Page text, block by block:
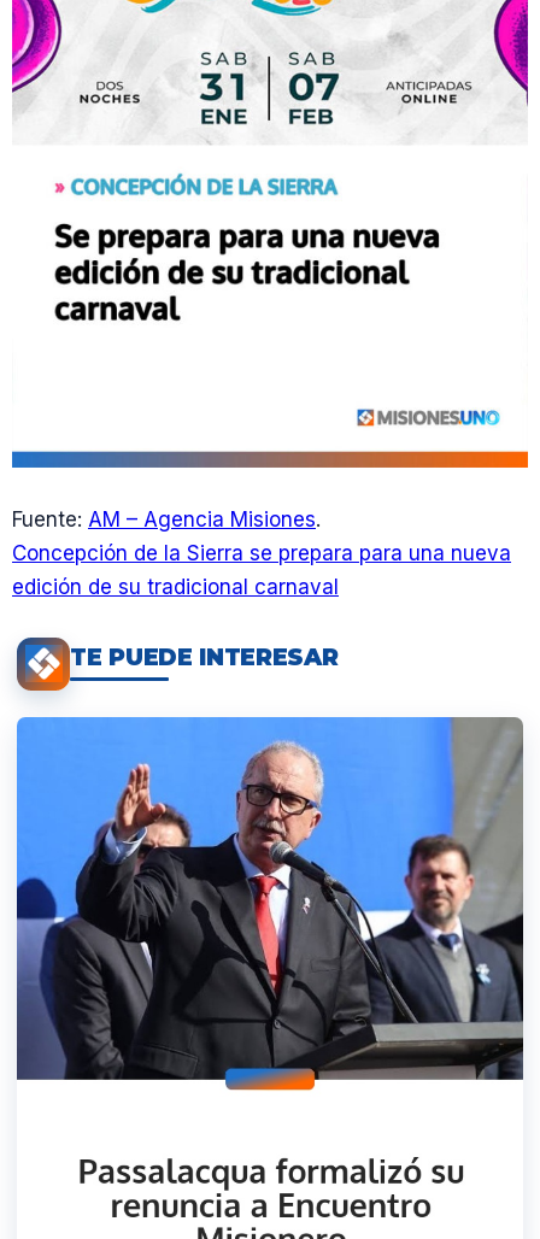
Fuente: AM – Agencia Misiones.
Concepción de la Sierra se prepara para una nueva
edición de su tradicional carnaval
TE PUEDE INTERESAR